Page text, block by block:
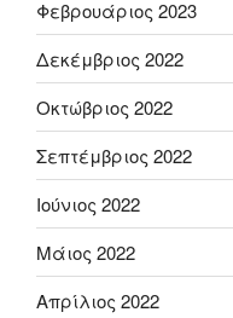
Φεβρουάριος 2023
Δεκέμβριος 2022
Οκτώβριος 2022
Σεπτέμβριος 2022
Ιούνιος 2022
Μάιος 2022
Απρίλιος 2022